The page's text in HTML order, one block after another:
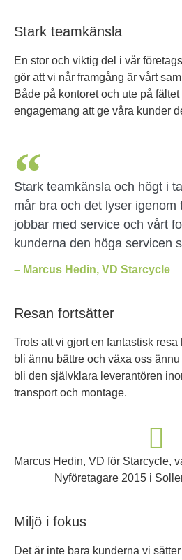
Stark teamkänsla
En stor och viktig del i vår
gör att vi når framgång är vårt
Både på kontoret och ute på
engagemang att ge våra kunder
Stark teamkänsla och högt i
mår bra och det lyser igenom
jobbar med service och vårt
kunderna den höga servicen
– Marcus Hedin, VD Starcycle
Resan fortsätter
Trots att vi gjort en fantastisk
bli ännu bättre och växa oss
bli den självklara leverantören
transport och montage.
Marcus Hedin, VD för Starcycle,
Nyföretagare 2015 i
Miljö i fokus
Det är inte bara kunderna vi